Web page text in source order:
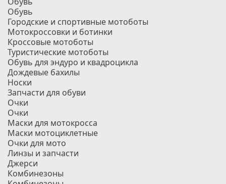
Обувь
Городские и спортивные мотоботы
Мотокроссовки и ботинки
Кроссовые мотоботы
Туристические мотоботы
Обувь для эндуро и квадроцикла
Дождевые бахилы
Носки
Запчасти для обуви
Очки
Очки
Маски для мотокросса
Маски мотоциклетные
Очки для мото
Линзы и запчасти
Джерси
Комбинезоны